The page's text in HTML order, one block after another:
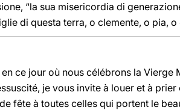
“la sua misericordia di
di questa terra, o clemente, o pia,
ce jour où nous célébrons la Vierge
je vous invite à louer et à
fête à toutes celles qui portent le